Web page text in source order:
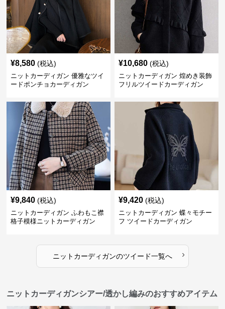
¥8,580 (税込)
ニットカーディガン 優雅なツイ
ードポンチョカーディガン
¥10,680 (税込)
ニットカーディガン 煌めき装飾
フリルツイードカーディガン
¥9,840 (税込)
ニットカーディガン ふわもこ襟
格子模様ニットカーディガン
¥9,420 (税込)
ニットカーディガン 蝶々モチー
フ ツイードカーディガン
ニットカーディガンのツイード一覧へ ›
ニットカーディガンシアー/透かし編みのおすすめアイテム